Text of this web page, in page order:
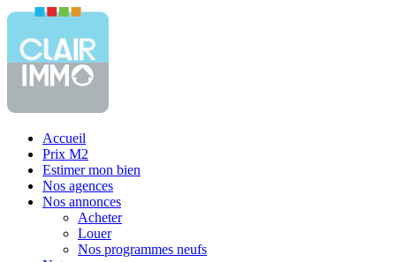
Accueil
Prix M2
Estimer mon bien
Nos agences
Nos annonces
Acheter
Louer
Nos programmes neufs